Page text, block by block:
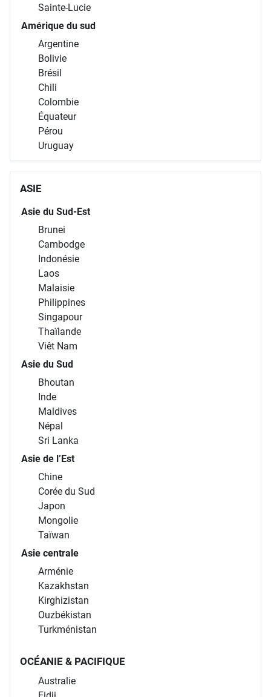
Sainte-Lucie
Amérique du sud
Argentine
Bolivie
Brésil
Chili
Colombie
Équateur
Pérou
Uruguay
ASIE
Asie du Sud-Est
Brunei
Cambodge
Indonésie
Laos
Malaisie
Philippines
Singapour
Thaïlande
Viêt Nam
Asie du Sud
Bhoutan
Inde
Maldives
Népal
Sri Lanka
Asie de l’Est
Chine
Corée du Sud
Japon
Mongolie
Taïwan
Asie centrale
Arménie
Kazakhstan
Kirghizistan
Ouzbékistan
Turkménistan
OCÉANIE & PACIFIQUE
Australie